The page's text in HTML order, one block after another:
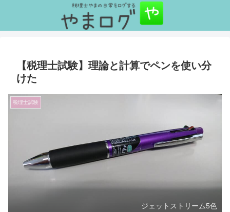
【税理士試験】理論と計算でペンを使い分
けた
税理士試験
ジェットストリーム5色